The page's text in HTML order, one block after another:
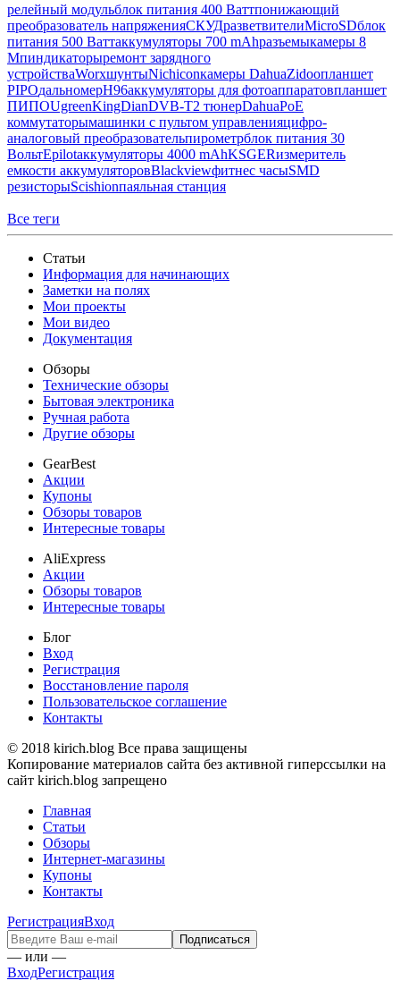
релейный модульблок питания 400 Ваттпонижающий
преобразователь напряженияСКУДразветвителиMicroSDблок
питания 500 Ваттаккумуляторы 700 mAhразъемыкамеры 8
Мпиндикаторыремонт зарядного
устройстваWorxшунтыNichiconкамеры DahuaZidooпланшет
PIPOдальномерH96аккумуляторы для фотоаппаратовпланшет
ПИПОUgreenKingDianDVB-T2 тюнерDahuaPoE
коммутаторымашинки с пультом управленияцифро-
аналоговый преобразовательпирометрблок питания 30
ВольтEpilotаккумуляторы 4000 mAhKSGERизмеритель
емкости аккумуляторовBlackviewфитнес часыSMD
резисторыScishionпаяльная станция
Все теги
Статьи
Информация для начинающих
Заметки на полях
Мои проекты
Мои видео
Документация
Обзоры
Технические обзоры
Бытовая электроника
Ручная работа
Другие обзоры
GearBest
Акции
Купоны
Обзоры товаров
Интересные товары
AliExpress
Акции
Обзоры товаров
Интересные товары
Блог
Вход
Регистрация
Восстановление пароля
Пользовательское соглашение
Контакты
© 2018 kirich.blog Все права защищены
Копирование материалов сайта без активной гиперссылки на
сайт kirich.blog запрещено
Главная
Статьи
Обзоры
Интернет-магазины
Купоны
Контакты
РегистрацияВход
— или —
ВходРегистрация